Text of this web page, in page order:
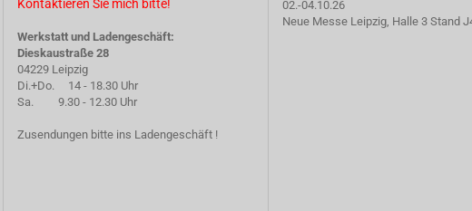
Kontaktieren Sie mich bitte!
Werkstatt und Ladengeschäft:
Dieskaustraße 28
04229 Leipzig
Di.+Do. 14 - 18.30 Uhr
Sa. 9.30 - 12.30 Uhr
Zusendungen bitte ins Ladengeschäft !
02.-04.10.26
Neue Messe Leipzig, Halle 3 Stand